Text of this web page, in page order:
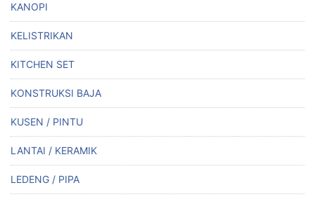
KANOPI
KELISTRIKAN
KITCHEN SET
KONSTRUKSI BAJA
KUSEN / PINTU
LANTAI / KERAMIK
LEDENG / PIPA